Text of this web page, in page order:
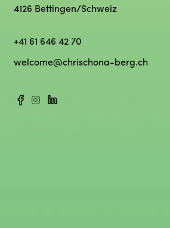
4126 Bettingen/Schweiz
+41 61 646 42 70
welcome@chrischona-berg.ch